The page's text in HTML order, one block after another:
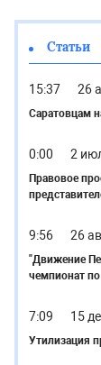
Статьи
15:37 26
Саратовцам
0:00 2
Правовое
9:56 26
"Движение
чемпионат
7:09 15
Утилизация